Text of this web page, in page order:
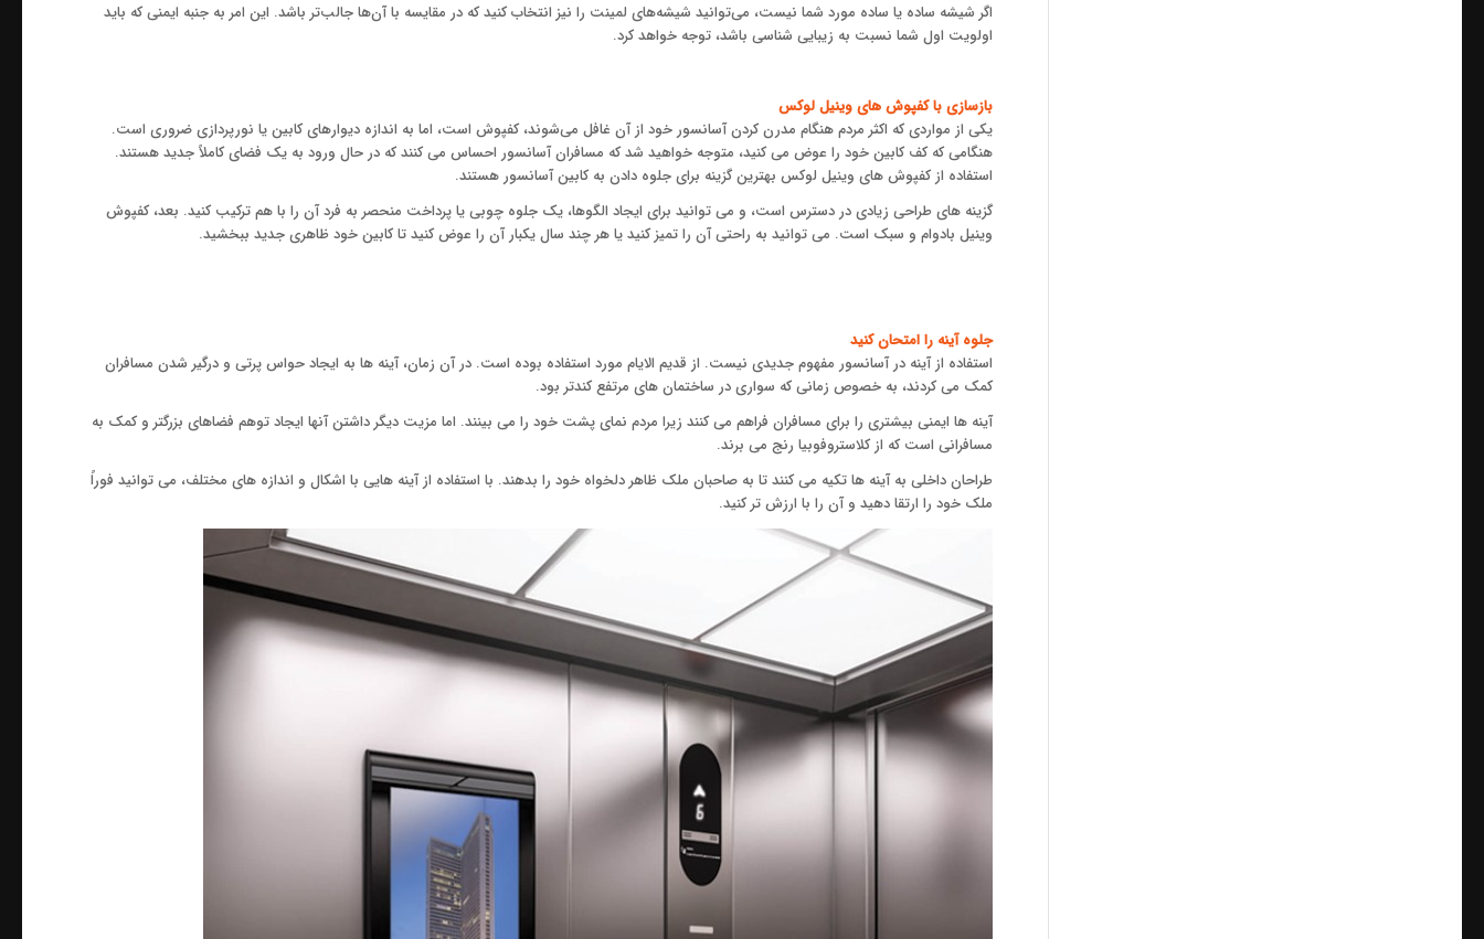
اگر شیشه ساده یا ساده مورد شما نیست، می‌توانید شیشه‌های لمینت را نیز انتخاب کنید که در مقایسه با آن‌ها جالب‌تر باشد. این امر به جنبه ایمنی که باید
اولویت اول شما نسبت به زیبایی شناسی باشد، توجه خواهد کرد.
بازسازی با کفپوش های وینیل لوکس
یکی از مواردی که اکثر مردم هنگام مدرن کردن آسانسور خود از آن غافل می‌شوند، کفپوش است، اما به اندازه دیوارهای کابین یا نورپردازی ضروری است.
هنگامی که کف کابین خود را عوض می کنید، متوجه خواهید شد که مسافران آسانسور احساس می کنند که در حال ورود به یک فضای کاملاً جدید هستند.
استفاده از کفپوش های وینیل لوکس بهترین گزینه برای جلوه دادن به کابین آسانسور هستند.
گزینه های طراحی زیادی در دسترس است، و می توانید برای ایجاد الگوها، یک جلوه چوبی یا پرداخت منحصر به فرد آن را با هم ترکیب کنید. بعد، کفپوش
وینیل بادوام و سبک است. می توانید به راحتی آن را تمیز کنید یا هر چند سال یکبار آن را عوض کنید تا کابین خود ظاهری جدید ببخشید.
جلوه آینه را امتحان کنید
استفاده از آینه در آسانسور مفهوم جدیدی نیست. از قدیم الایام مورد استفاده بوده است. در آن زمان، آینه ها به ایجاد حواس پرتی و درگیر شدن مسافران
کمک می کردند، به خصوص زمانی که سواری در ساختمان های مرتفع کندتر بود.
آینه ها ایمنی بیشتری را برای مسافران فراهم می کنند زیرا مردم نمای پشت خود را می بینند. اما مزیت دیگر داشتن آنها ایجاد توهم فضاهای بزرگتر و کمک به
مسافرانی است که از کلاستروفوبیا رنج می برند.
طراحان داخلی به آینه ها تکیه می کنند تا به صاحبان ملک ظاهر دلخواه خود را بدهند. با استفاده از آینه هایی با اشکال و اندازه های مختلف، می توانید فوراً
ملک خود را ارتقا دهید و آن را با ارزش تر کنید.